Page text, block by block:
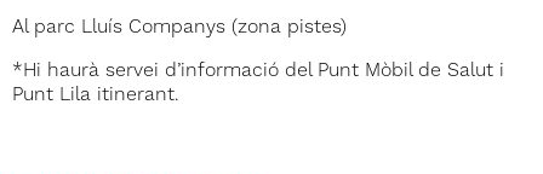
Al parc Lluís Companys (zona pistes)
*Hi haurà servei d’informació del Punt Mòbil de Salut i
Punt Lila itinerant.